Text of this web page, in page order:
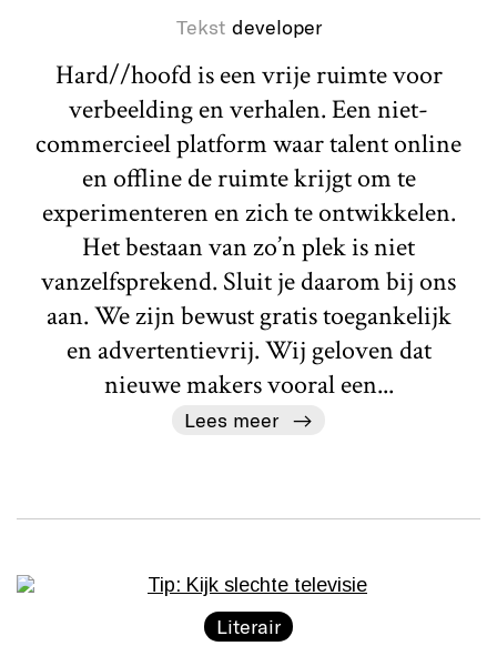
Tekst developer
Hard//hoofd is een vrije ruimte voor
verbeelding en verhalen. Een niet-
commercieel platform waar talent online
en offline de ruimte krijgt om te
experimenteren en zich te ontwikkelen.
Het bestaan van zo’n plek is niet
vanzelfsprekend. Sluit je daarom bij ons
aan. We zijn bewust gratis toegankelijk
en advertentievrij. Wij geloven dat
nieuwe makers vooral een...
Lees meer
Literair